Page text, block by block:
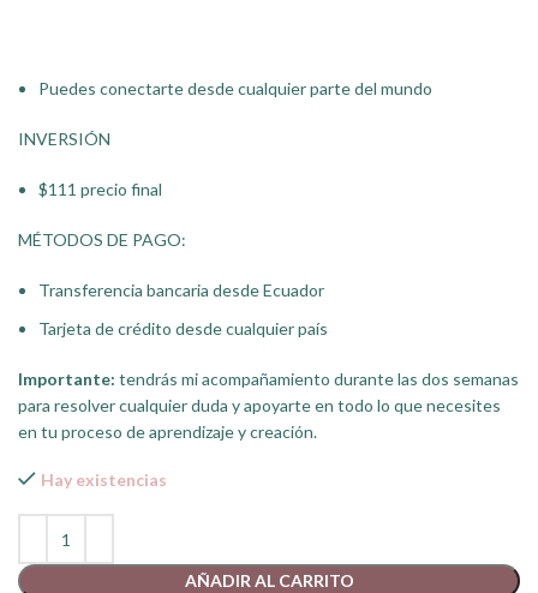
Puedes conectarte desde cualquier parte del mundo
INVERSIÓN
$111 precio final
MÉTODOS DE PAGO:
Transferencia bancaria desde Ecuador
Tarjeta de crédito desde cualquier país
Importante: tendrás mi acompañamiento durante las dos semanas
para resolver cualquier duda y apoyarte en todo lo que necesites
en tu proceso de aprendizaje y creación.
Hay existencias
AÑADIR AL CARRITO